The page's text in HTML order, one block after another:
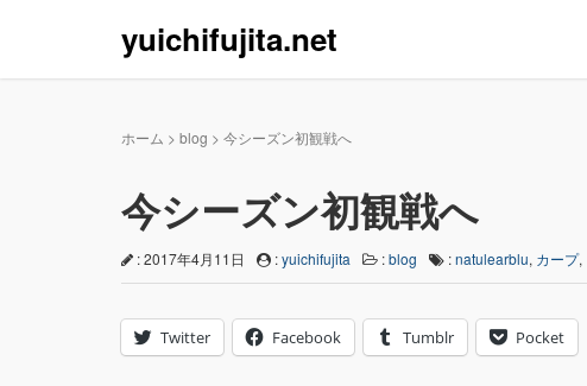
yuichifujita.net
ホーム > blog > 今シーズン初観戦へ
今シーズン初観戦へ
: 2017年4月11日 :yuichifujita :blog :natulearblu, カープ,
Twitter Facebook Tumblr Pocket